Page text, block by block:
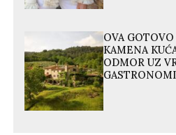
OVA
KAMENA
ODMOR UZ